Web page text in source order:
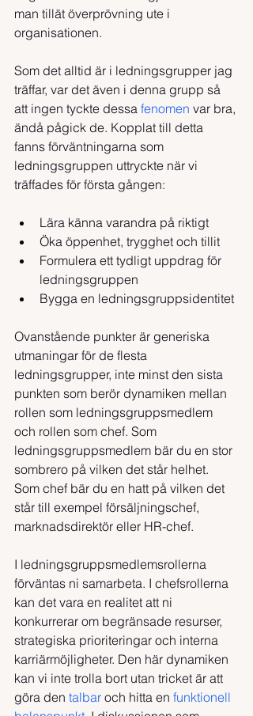
man tillät överprövning ute i
organisationen.
Som det alltid är i ledningsgrupper jag
träffar, var det även i denna grupp så
att ingen tyckte dessa fenomen var bra,
ändå pågick de. Kopplat till detta
fanns förväntningarna som
ledningsgruppen uttryckte när vi
träffades för första gången:
Lära känna varandra på riktigt
Öka öppenhet, trygghet och tillit
Formulera ett tydligt uppdrag för
ledningsgruppen
Bygga en ledningsgruppsidentitet
Ovanstående punkter är generiska
utmaningar för de flesta
ledningsgrupper, inte minst den sista
punkten som berör dynamiken mellan
rollen som ledningsgruppsmedlem
och rollen som chef. Som
ledningsgruppsmedlem bär du en stor
sombrero på vilken det står helhet.
Som chef bär du en hatt på vilken det
står till exempel försäljningschef,
marknadsdirektör eller HR-chef.
I ledningsgruppsmedlemsrollerna
förväntas ni samarbeta. I chefsrollerna
kan det vara en realitet att ni
konkurrerar om begränsade resurser,
strategiska prioriteringar och interna
karriärmöjligheter. Den här dynamiken
kan vi inte trolla bort utan tricket är att
göra den talbar och hitta en funktionell